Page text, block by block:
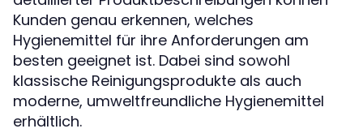
Kunden genau erkennen, welches
Hygienemittel für ihre Anforderungen am
besten geeignet ist. Dabei sind sowohl
klassische Reinigungsprodukte als auch
moderne, umweltfreundliche Hygienemittel
erhältlich.